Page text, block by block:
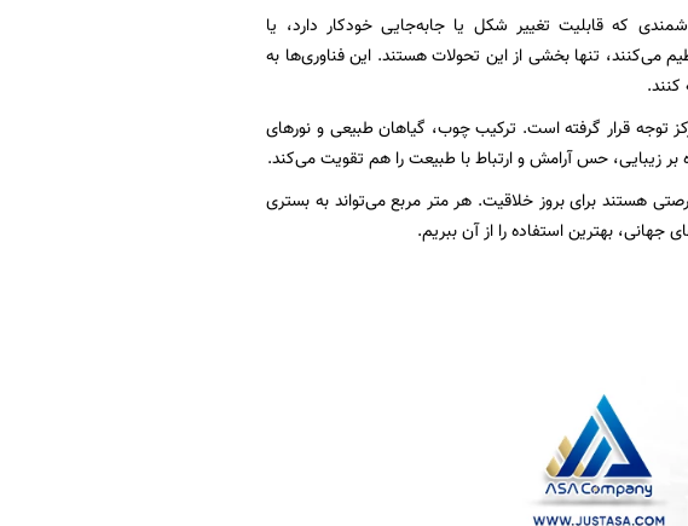
که قابلیت تغییر شکل یا جابه‌جایی خودکار دارد، یا
می‌کنند، تنها بخشی از این تحولات هستند. این فناوری‌ها به
توجه قرار گرفته است. ترکیب چوب، گیاهان طبیعی و نورهای
زیبایی، حس آرامش و ارتباط با طبیعت را هم تقویت می‌کند.
هستند برای بروز خلاقیت. هر متر مربع می‌تواند به بستری
جهانی، بهترین استفاده را از آن ببریم.